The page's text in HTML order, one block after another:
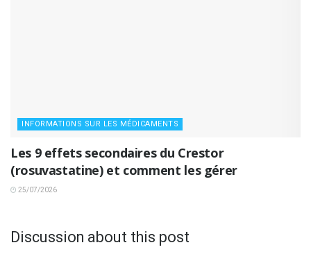
INFORMATIONS SUR LES MÉDICAMENTS
Les 9 effets secondaires du Crestor
(rosuvastatine) et comment les gérer
25/07/2026
Discussion about this post